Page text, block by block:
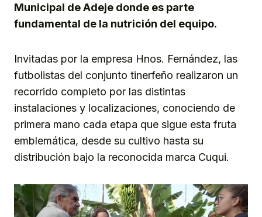
Municipal de Adeje donde es parte
fundamental de la nutrición del equipo.
Invitadas por la empresa Hnos. Fernández, las
futbolistas del conjunto tinerfeño realizaron un
recorrido completo por las distintas
instalaciones y localizaciones, conociendo de
primera mano cada etapa que sigue esta fruta
emblemática, desde su cultivo hasta su
distribución bajo la reconocida marca Cuqui.